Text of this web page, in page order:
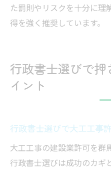
た罰則やリスクを十分に理
得を強く推奨しています。
行政書士選びで
イント
行政書士選びで大工工事
大工工事の建設業許可を群
行政書士選びは成功のカギ